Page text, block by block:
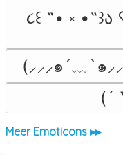
૮꒰ ˶• ༝
(⸝⸝⸝๑´﹏`๑
Meer Emoticons ▸▸